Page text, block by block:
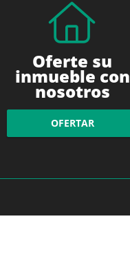
Oferte su
inmueble con
nosotros
OFERTAR